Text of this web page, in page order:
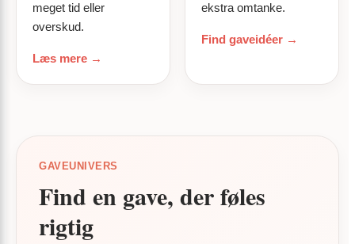
meget tid eller
overskud.
Læs mere →
ekstra omtanke.
Find gaveidéer →
GAVEUNIVERS
Find en gave, der føles
rigtig